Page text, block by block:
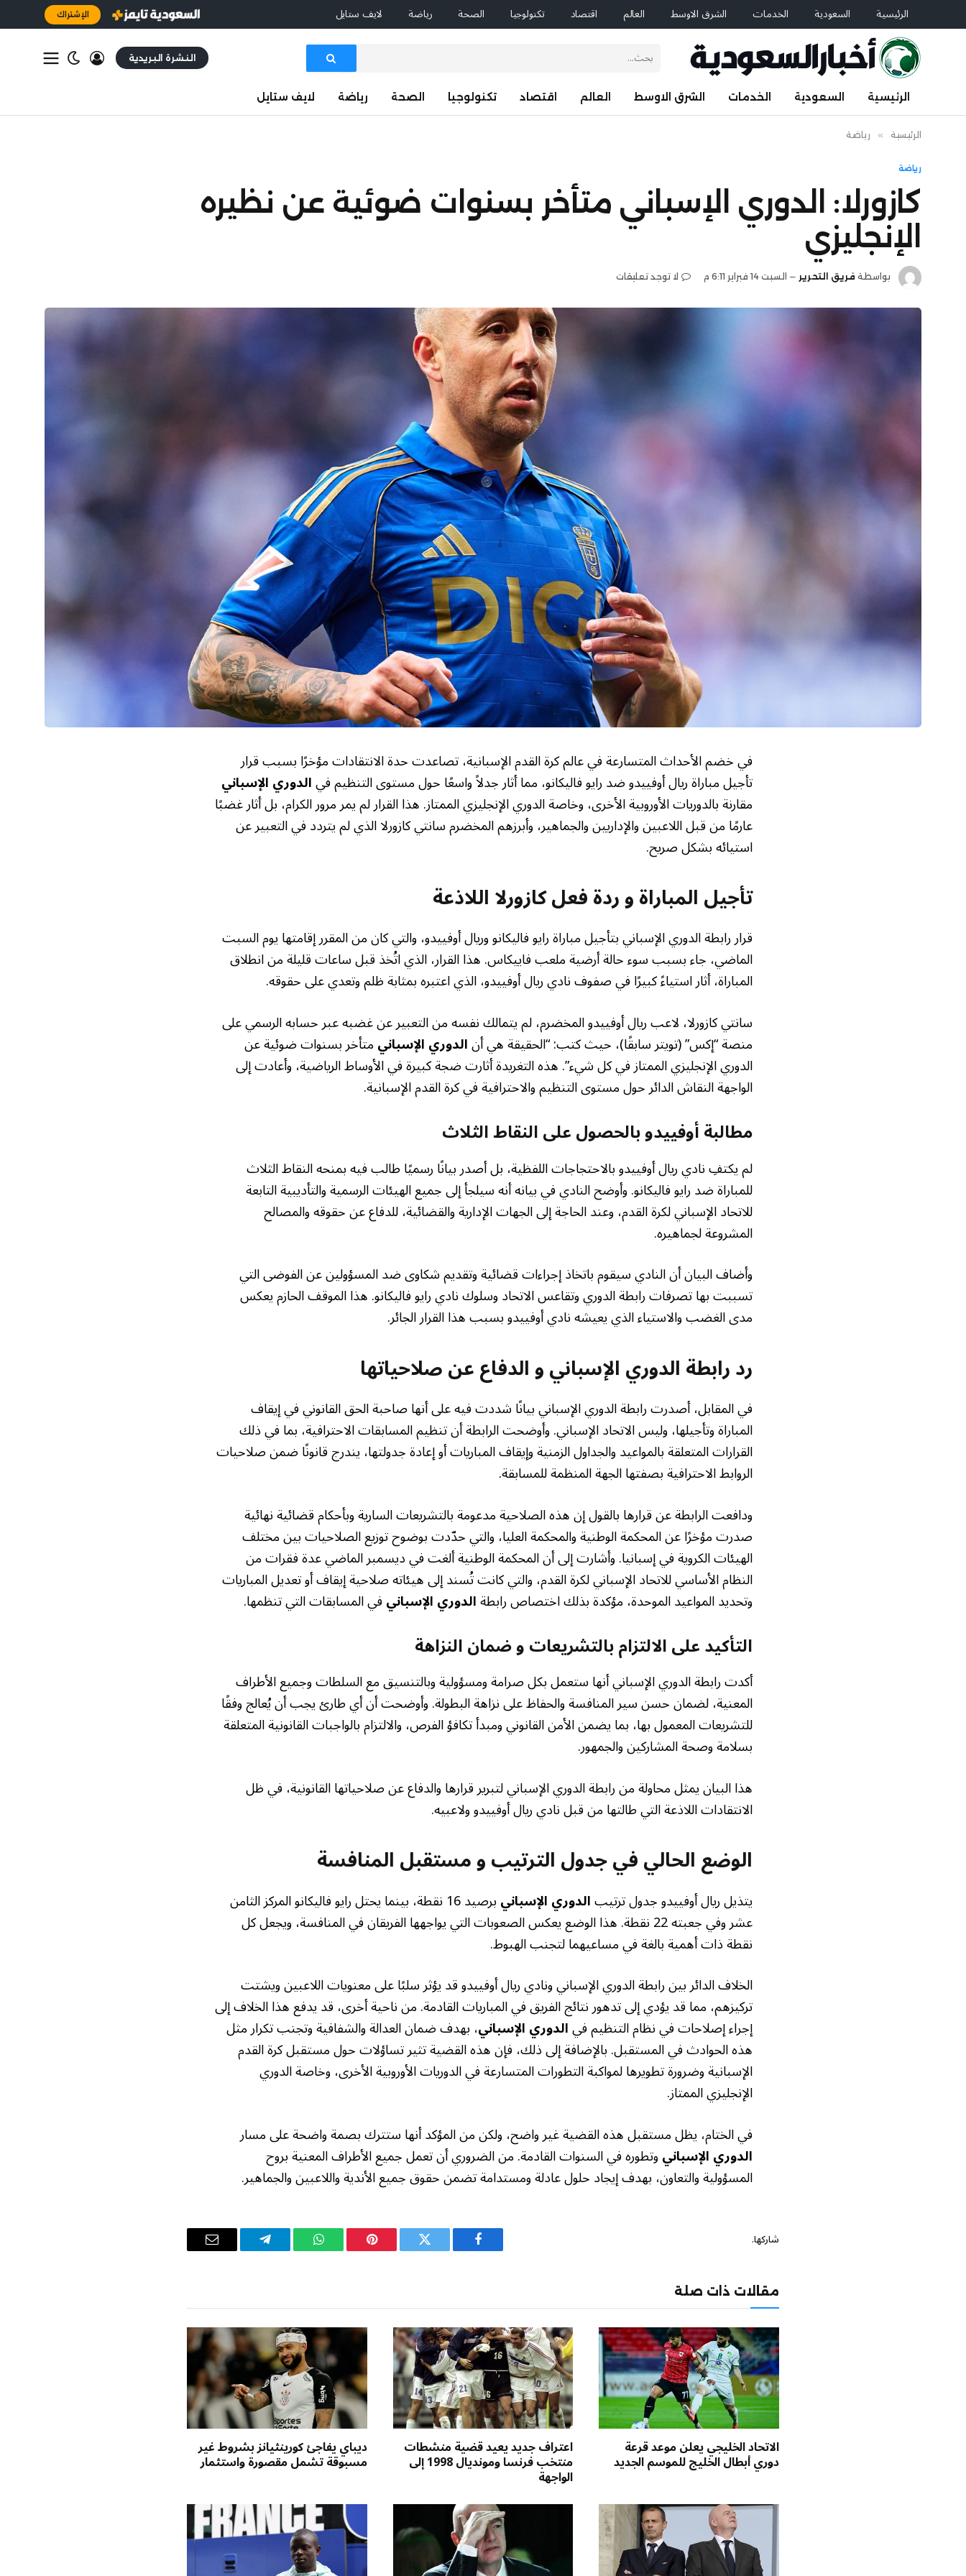
الرئيسية السعودية الخدمات الشرق الاوسط العالم اقتصاد تكنولوجيا الصحة رياضة لايف ستايل الإشتراك
النشرة البريدية
الرئيسية السعودية الخدمات الشرق الاوسط العالم اقتصاد تكنولوجيا الصحة رياضة لايف ستايل
الرئيسية » رياضة
رياضة
كازورلا: الدوري الإسباني متأخر بسنوات ضوئية عن نظيره
الإنجليزي
بواسطة فريق التحرير السبت 14 فبراير 6:11 م لا توجد تعليقات
في خضم الأحداث المتسارعة في عالم كرة القدم الإسبانية، تصاعدت حدة الانتقادات مؤخرًا بسبب قرار
تأجيل مباراة ريال أوفييدو ضد رايو فاليكانو، مما أثار جدلاً واسعًا حول مستوى التنظيم فيالدوري الإسباني
مقارنة بالدوريات الأوروبية الأخرى، وخاصة الدوري الإنجليزي الممتاز. هذا القرار لم يمر مرور الكرام، بل أثار غضبًا
عارمًا من قبل اللاعبين والإداريين والجماهير، وأبرزهم المخضرم سانتي كازورلا الذي لم يتردد في التعبير عن
استيائه بشكل صريح.
تأجيل المباراة و ردة فعل كازورلا اللاذعة
قرار رابطة الدوري الإسباني بتأجيل مباراة رايو فاليكانو وريال أوفييدو، والتي كان من المقرر إقامتها يوم السبت
الماضي، جاء بسبب سوء حالة أرضية ملعب فاييكاس. هذا القرار، الذي اتُخذ قبل ساعات قليلة من انطلاق
المباراة، أثار استياءً كبيرًا في صفوف نادي ريال أوفييدو، الذي اعتبره بمثابة ظلم وتعدي على حقوقه.
سانتي كازورلا، لاعب ريال أوفييدو المخضرم، لم يتمالك نفسه من التعبير عن غضبه عبر حسابه الرسمي على
منصة “إكس” (تويتر سابقًا)، حيث كتب: “الحقيقة هي أنالدوري الإسبانيمتأخر بسنوات ضوئية عن
الدوري الإنجليزي الممتاز في كل شيء”. هذه التغريدة أثارت ضجة كبيرة في الأوساط الرياضية، وأعادت إلى
الواجهة النقاش الدائر حول مستوى التنظيم والاحترافية في كرة القدم الإسبانية.
مطالبة أوفييدو بالحصول على النقاط الثلاث
لم يكتفِ نادي ريال أوفييدو بالاحتجاجات اللفظية، بل أصدر بيانًا رسميًا طالب فيه بمنحه النقاط الثلاث
للمباراة ضد رايو فاليكانو. وأوضح النادي في بيانه أنه سيلجأ إلى جميع الهيئات الرسمية والتأديبية التابعة
للاتحاد الإسباني لكرة القدم، وعند الحاجة إلى الجهات الإدارية والقضائية، للدفاع عن حقوقه والمصالح
المشروعة لجماهيره.
وأضاف البيان أن النادي سيقوم باتخاذ إجراءات قضائية وتقديم شكاوى ضد المسؤولين عن الفوضى التي
تسببت بها تصرفات رابطة الدوري وتقاعس الاتحاد وسلوك نادي رايو فاليكانو. هذا الموقف الحازم يعكس
مدى الغضب والاستياء الذي يعيشه نادي أوفييدو بسبب هذا القرار الجائر.
رد رابطة الدوري الإسباني و الدفاع عن صلاحياتها
في المقابل، أصدرت رابطة الدوري الإسباني بيانًا شددت فيه على أنها صاحبة الحق القانوني في إيقاف
المباراة وتأجيلها، وليس الاتحاد الإسباني. وأوضحت الرابطة أن تنظيم المسابقات الاحترافية، بما في ذلك
القرارات المتعلقة بالمواعيد والجداول الزمنية وإيقاف المباريات أو إعادة جدولتها، يندرج قانونًا ضمن صلاحيات
الروابط الاحترافية بصفتها الجهة المنظمة للمسابقة.
ودافعت الرابطة عن قرارها بالقول إن هذه الصلاحية مدعومة بالتشريعات السارية وبأحكام قضائية نهائية
صدرت مؤخرًا عن المحكمة الوطنية والمحكمة العليا، والتي حدّدت بوضوح توزيع الصلاحيات بين مختلف
الهيئات الكروية في إسبانيا. وأشارت إلى أن المحكمة الوطنية ألغت في ديسمبر الماضي عدة فقرات من
النظام الأساسي للاتحاد الإسباني لكرة القدم، والتي كانت تُسند إلى هيئاته صلاحية إيقاف أو تعديل المباريات
وتحديد المواعيد الموحدة، مؤكدة بذلك اختصاص رابطةالدوري الإسبانيفي المسابقات التي تنظمها.
التأكيد على الالتزام بالتشريعات و ضمان النزاهة
أكدت رابطة الدوري الإسباني أنها ستعمل بكل صرامة ومسؤولية وبالتنسيق مع السلطات وجميع الأطراف
المعنية، لضمان حسن سير المنافسة والحفاظ على نزاهة البطولة. وأوضحت أن أي طارئ يجب أن يُعالج وفقًا
للتشريعات المعمول بها، بما يضمن الأمن القانوني ومبدأ تكافؤ الفرص، والالتزام بالواجبات القانونية المتعلقة
بسلامة وصحة المشاركين والجمهور.
هذا البيان يمثل محاولة من رابطة الدوري الإسباني لتبرير قرارها والدفاع عن صلاحياتها القانونية، في ظل
الانتقادات اللاذعة التي طالتها من قبل نادي ريال أوفييدو ولاعبيه.
الوضع الحالي في جدول الترتيب و مستقبل المنافسة
يتذيل ريال أوفييدو جدول ترتيبالدوري الإسباني برصيد 16 نقطة، بينما يحتل رايو فاليكانو المركز الثامن
عشر وفي جعبته 22 نقطة. هذا الوضع يعكس الصعوبات التي يواجهها الفريقان في المنافسة، ويجعل كل
نقطة ذات أهمية بالغة في مساعيهما لتجنب الهبوط.
الخلاف الدائر بين رابطة الدوري الإسباني ونادي ريال أوفييدو قد يؤثر سلبًا على معنويات اللاعبين ويشتت
تركيزهم، مما قد يؤدي إلى تدهور نتائج الفريق في المباريات القادمة. من ناحية أخرى، قد يدفع هذا الخلاف إلى
إجراء إصلاحات في نظام التنظيم فيالدوري الإسباني، بهدف ضمان العدالة والشفافية وتجنب تكرار مثل
هذه الحوادث في المستقبل. بالإضافة إلى ذلك، فإن هذه القضية تثير تساؤلات حول مستقبل كرة القدم
الإسبانية وضرورة تطويرها لمواكبة التطورات المتسارعة في الدوريات الأوروبية الأخرى، وخاصة الدوري
الإنجليزي الممتاز.
في الختام، يظل مستقبل هذه القضية غير واضح، ولكن من المؤكد أنها ستترك بصمة واضحة على مسار
الدوري الإسبانيوتطوره في السنوات القادمة. من الضروري أن تعمل جميع الأطراف المعنية بروح
المسؤولية والتعاون، بهدف إيجاد حلول عادلة ومستدامة تضمن حقوق جميع الأندية واللاعبين والجماهير.
شاركها.
فيسبوك تويتر بينتيريستواتساب تيلقرام
البريد
مقالات ذات صلة
الاتحاد الخليجي يعلن موعد قرعة
دوري أبطال الخليج للموسم الجديد
اعتراف جديد يعيد قضية منشطات
منتخب فرنسا ومونديال 1998 إلى
الواجهة
ديباي يفاجئ كورينثيانز بشروط غير
مسبوقة تشمل مقصورة واستثمار